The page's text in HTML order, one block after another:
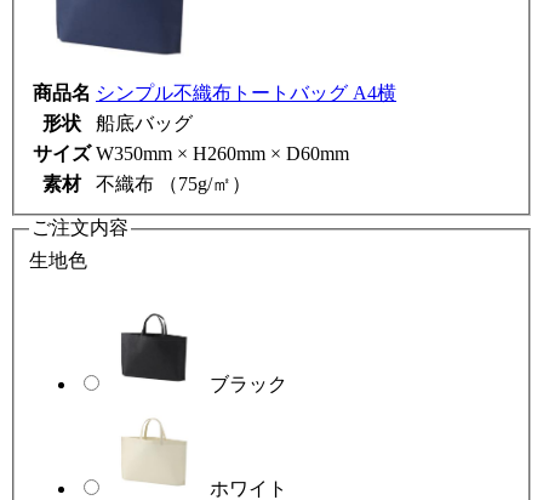
商品名 シンプル不織布トートバッグ A4横
形状
船底バッグ
サイズ W350mm × H260mm × D60mm
素材
不織布 （75g/㎡）
ご注文内容
生地色
ブラック
ホワイト